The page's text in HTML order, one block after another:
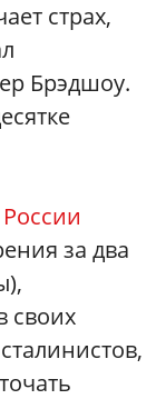
страх,
Брэдшоу.
за два
своих